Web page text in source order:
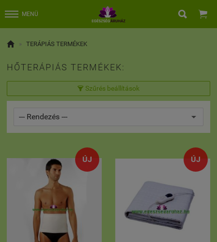
MENÜ  
 » TERÁPIÁS TERMÉKEK
HŐTERÁPIÁS TERMÉKEK:
 Szűrés beállítások
ÚJ ÚJ